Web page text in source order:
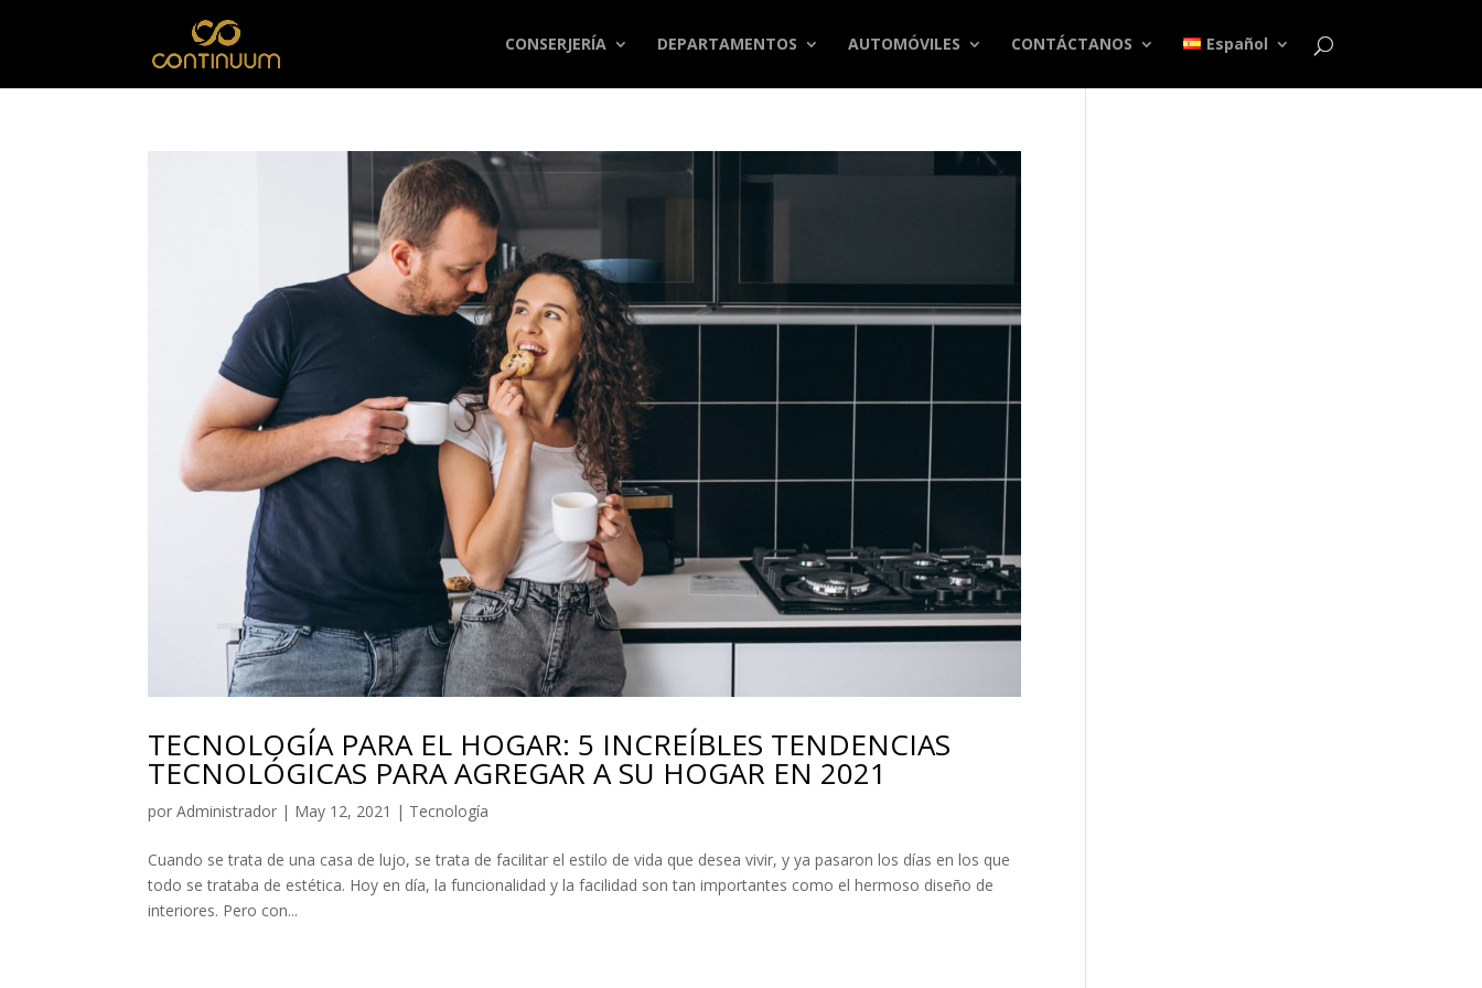
CONSERJERÍA DEPARTAMENTOS AUTOMÓVILES CONTÁCTANOS Español
TECNOLOGÍA PARA EL HOGAR: 5 INCREÍBLES TENDENCIAS
TECNOLÓGICAS PARA AGREGAR A SU HOGAR EN 2021
porAdministrador | May 12, 2021 | Tecnología
Cuando se trata de una casa de lujo, se trata de facilitar el estilo de vida que desea vivir, y ya pasaron los días en los que
todo se trataba de estética. Hoy en día, la funcionalidad y la facilidad son tan importantes como el hermoso diseño de
interiores. Pero con...